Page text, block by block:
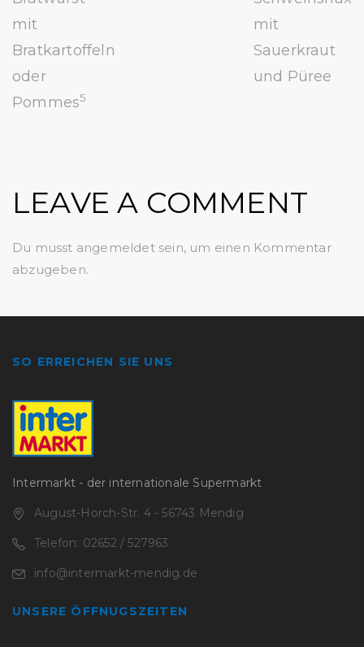
mit
Bratkartoffeln
oder
Pommes5
mit
Sauerkraut
und Püree
LEAVE A COMMENT
Du musst angemeldetsein, um einen Kommentar
abzugeben.
SO ERREICHEN SIE UNS
Intermarkt - der internationale Supermarkt
August-Horch-Str. 4 - 56743 Mendig
Telefon: 02652 / 527963
info@intermarkt-mendig.de
UNSERE ÖFFNUGSZEITEN